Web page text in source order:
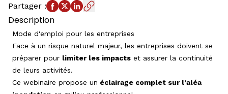
Partager :
Description
Mode d'emploi pour les entreprises
Face à un risque naturel majeur, les entreprises doivent se
préparer pour limiter les impacts et assurer la continuité
de leurs activités.
Ce webinaire propose un éclairage complet sur l’aléa